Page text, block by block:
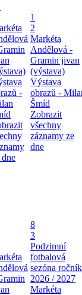
-
dne
1
2
Markéta
Andělová -
Gramin jivan
(výstava)
Výstava
obrazů -
Šmíd
Zobrazit
všechny
záznamy ze
dne
8
3
Podzimní
fotbalová
sezóna
2026 / 2027
Markéta